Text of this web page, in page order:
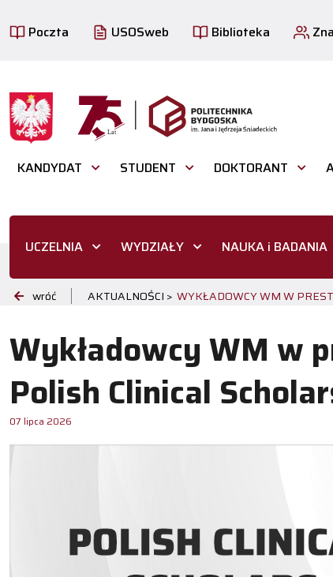
Poczta USOSweb Biblioteka
KANDYDAT STUDENT DOKTORANT
UCZELNIA WYDZIAŁY NAUKA i BADANIA
wróć AKTUALNOŚCI > WYKŁADOWCY WM W
Wykładowcy WM w
Polish Clinical
07 lipca 2026